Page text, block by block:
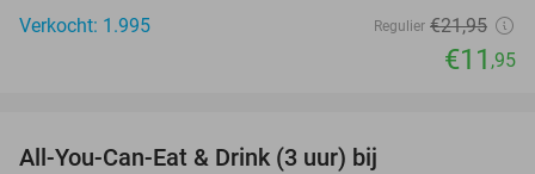
Verkocht: 1.995
Regulier €21,95
€11 ,95
All-You-Can-Eat & Drink (3 uur) bij